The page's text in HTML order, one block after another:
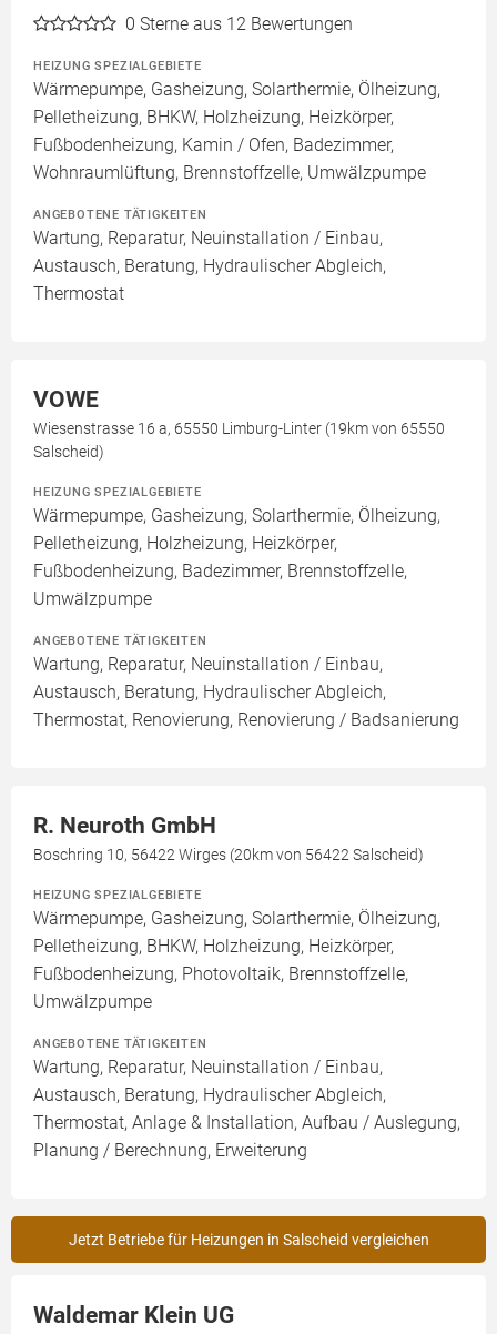
0 Sterne aus 12 Bewertungen
HEIZUNG SPEZIALGEBIETE
Wärmepumpe, Gasheizung, Solarthermie, Ölheizung,
Pelletheizung, BHKW, Holzheizung, Heizkörper,
Fußbodenheizung, Kamin / Ofen, Badezimmer,
Wohnraumlüftung, Brennstoffzelle, Umwälzpumpe
ANGEBOTENE TÄTIGKEITEN
Wartung, Reparatur, Neuinstallation / Einbau,
Austausch, Beratung, Hydraulischer Abgleich,
Thermostat
VOWE
Wiesenstrasse 16 a, 65550 Limburg-Linter (19km von 65550
Salscheid)
HEIZUNG SPEZIALGEBIETE
Wärmepumpe, Gasheizung, Solarthermie, Ölheizung,
Pelletheizung, Holzheizung, Heizkörper,
Fußbodenheizung, Badezimmer, Brennstoffzelle,
Umwälzpumpe
ANGEBOTENE TÄTIGKEITEN
Wartung, Reparatur, Neuinstallation / Einbau,
Austausch, Beratung, Hydraulischer Abgleich,
Thermostat, Renovierung, Renovierung / Badsanierung
R. Neuroth GmbH
Boschring 10, 56422 Wirges (20km von 56422 Salscheid)
HEIZUNG SPEZIALGEBIETE
Wärmepumpe, Gasheizung, Solarthermie, Ölheizung,
Pelletheizung, BHKW, Holzheizung, Heizkörper,
Fußbodenheizung, Photovoltaik, Brennstoffzelle,
Umwälzpumpe
ANGEBOTENE TÄTIGKEITEN
Wartung, Reparatur, Neuinstallation / Einbau,
Austausch, Beratung, Hydraulischer Abgleich,
Thermostat, Anlage & Installation, Aufbau / Auslegung,
Planung / Berechnung, Erweiterung
Jetzt Betriebe für Heizungen in Salscheid vergleichen
Waldemar Klein UG